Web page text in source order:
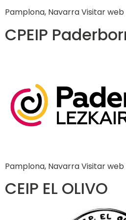
Pamplona, Navarra Visitar web
CPEIP
Pamplona, Navarra Visitar web
CEIP EL OLIVO